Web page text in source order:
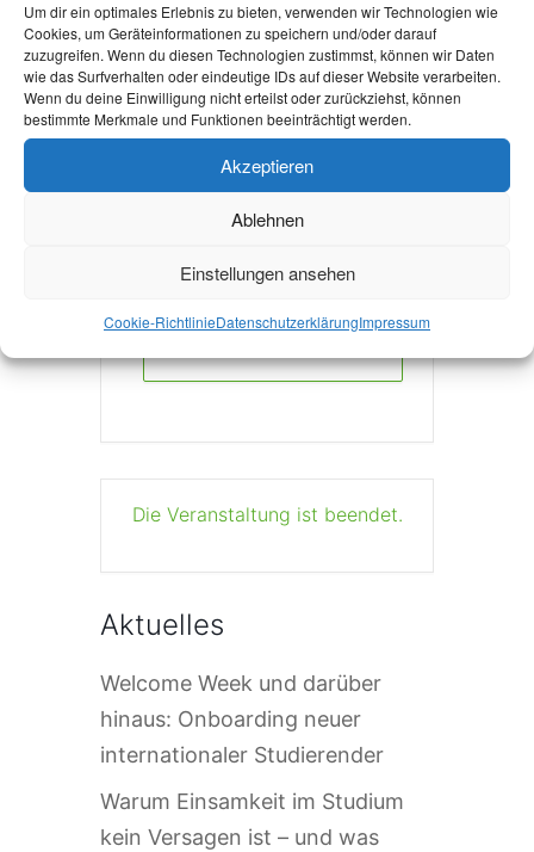
Um dir ein optimales Erlebnis zu bieten, verwenden wir Technologien wie
Cookies, um Geräteinformationen zu speichern und/oder darauf
zuzugreifen. Wenn du diesen Technologien zustimmst, können wir Daten
wie das Surfverhalten oder eindeutige IDs auf dieser Website verarbeiten.
Wenn du deine Einwilligung nicht erteilst oder zurückziehst, können
bestimmte Merkmale und Funktionen beeinträchtigt werden.
Akzeptieren
Ablehnen
Einstellungen ansehen
Cookie-RichtlinieDatenschutzerklärungImpressum
Join now!
Die Veranstaltung ist beendet.
Aktuelles
Welcome Week und darüber
hinaus: Onboarding neuer
internationaler Studierender
Warum Einsamkeit im Studium
kein Versagen ist – und was